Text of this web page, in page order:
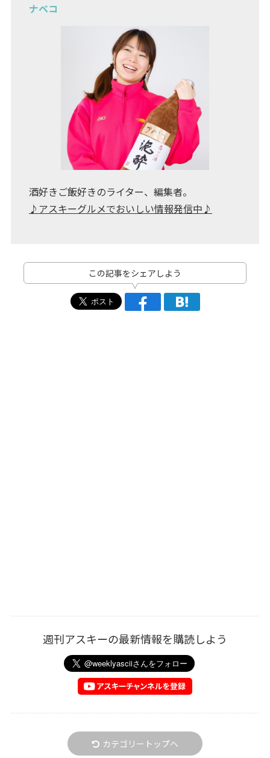
ナベコ
酒好きご飯好きのライター、編集者。
♪アスキーグルメでおいしい情報発信中♪
この記事をシェアしよう
週刊アスキーの最新情報を購読しよう
カテゴリートップへ